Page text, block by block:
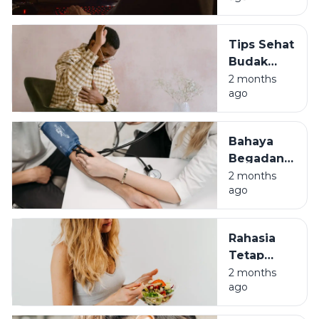
Durabilitas
Biar Gak
Jompo
Tips Sehat
Budak
Korporat:
Lawan
Asam
di Usia 30-
an
2 months
ago
Bahaya
Begadang
Bagi Anak
Muda:
Awas
Tinggi di
Usia 30
2 months
ago
Rahasia
Tetap
Bugar di
Usia 30
Meski
2 months
ago